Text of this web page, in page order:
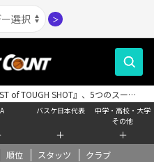
＞
バスケ日本代表
＋
中学・高校・大学
その他
＋
順位 スタッツ クラブ
of TOUGH SHOT』、5つのスーパ